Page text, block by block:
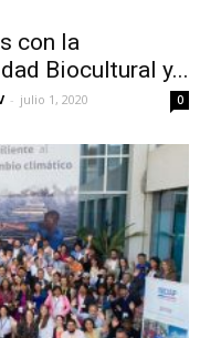
con la
Biocultural y...
- julio 1, 2020 0